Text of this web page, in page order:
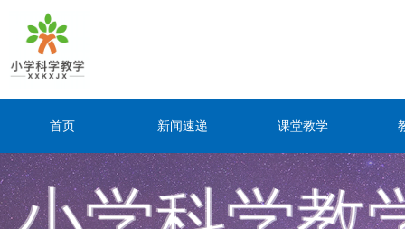
首页 新闻速递 课堂教学